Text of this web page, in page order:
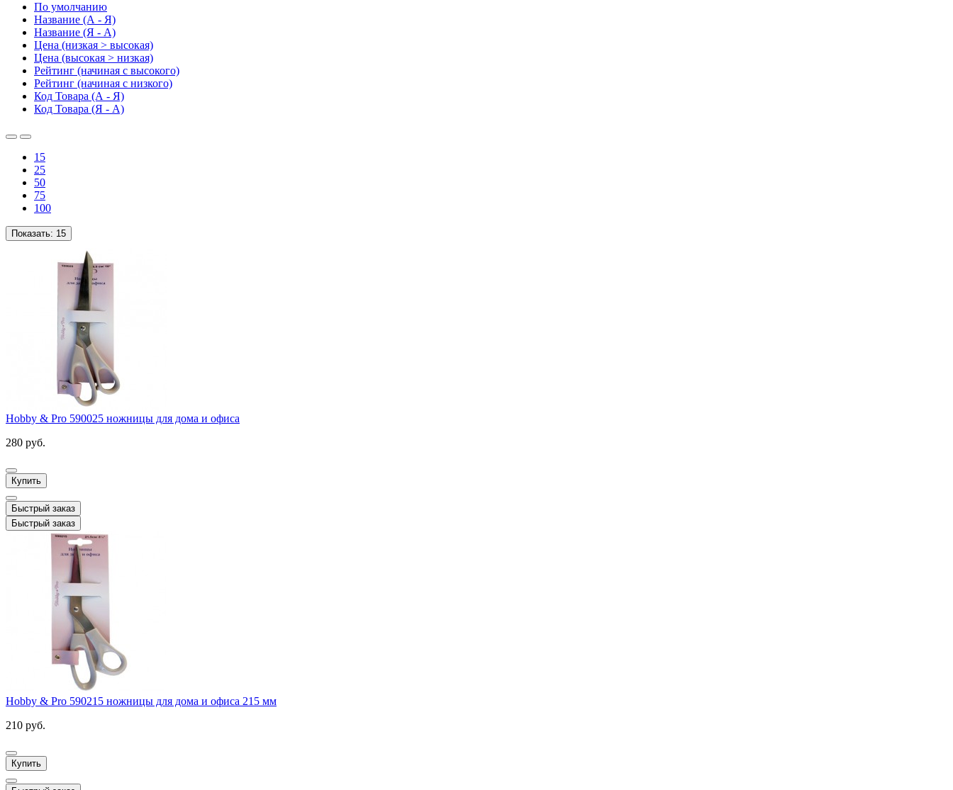
По умолчанию
Название (А - Я)
Название (Я - А)
Цена (низкая > высокая)
Цена (высокая > низкая)
Рейтинг (начиная с высокого)
Рейтинг (начиная с низкого)
Код Товара (А - Я)
Код Товара (Я - А)
15
25
50
75
100
Показать: 15
Hobby & Pro 590025 ножницы для дома и офиса
280 руб.
Купить
Быстрый заказ
Быстрый заказ
Hobby & Pro 590215 ножницы для дома и офиса 215 мм
210 руб.
Купить